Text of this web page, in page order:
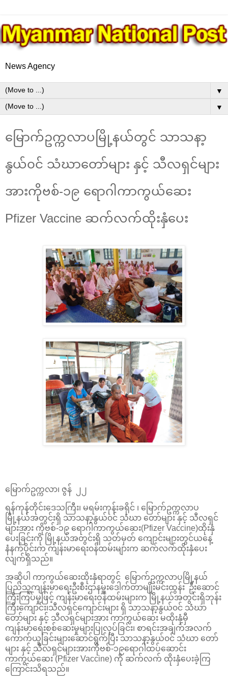
News Agency
▼
▼
မြောက်ဥက္ကလာပမြို့နယ်တွင် သာသနာ့
နွယ်၀င် သံဃာတော်များ နှင့် သီလရှင်များ
အားကိုဗစ်-၁၉‌ ရောဂါကာကွယ်ဆေး
Pfizer Vaccine ဆက်လက်ထိုးနှံပေး
မြောက်ဥက္ကလာ၊ ဇွန် ၂၂
ရန်ကုန်တိုင်းဒေသကြီး၊ မရမ်းကုန်းခရိုင် ၊ မြောက်ဥက္ကလာပ
မြို့နယ်အတွင်းရှိ သာသနာ့နွယ်၀င် သံဃာ တော်များ နှင့် သီလရှင်
များအား ကိုဗစ်-၁၉ ရောဂါကာကွယ်ဆေး(Pfizer Vaccine)ထိုးနှံ
ပေးခြင်းကို မြို့နယ်အတွင်းရှိ သတ်မှတ် ကျောင်းများတွင်ယနေ့
နံနက်ပိုင်းက ကျန်းမာရေး၀န်ထမ်းများက ဆက်လက်ထိုးနှံပေး
လျက်ရှိသည်။
အဆိုပါ ကာကွယ်ဆေးထိုးနှံရာတွင် မြောက်ဥက္ကလာပမြို့နယ်
ပြည်သူ့ကျန်းမာရေးဦးစီးဌာနမှူးဒေါက်တာမျိုးမင်းထွန်း ဦးဆောင်
ကြီးကြပ်မှုဖြင့် ကျန်းမာရေးဝန်ထမ်းများက မြို့နယ်အတွင်းရှိဘုန်း
ကြီးကျောင်း၊သီလရှင်ကျောင်းများ ရှိ သာသနာ့နွယ်၀င် သံဃာ
တော်များ နှင့် သီလရှင်များအား ကာကွယ်ဆေး မထိုးနှံမှီ
ကျန်းမာရေးစစ်ဆေးမှုများပြုလုပ်ခြင်း၊ စာရင်းအချက်အလက်
ကောက်ယူခြင်းများဆောင်ရွက်ပြီး သာသနာ့နွယ်၀င် သံဃာ တော်
များ နှင့် သီလရှင်များအားကိုဗစ်-၁၉ရောဂါထပ်ဆောင်း
ကာကွယ်ဆေး (Pfizer Vaccine) ကို ဆက်လက် ထိုးနှံပေးခဲ့ကြ
ကြောင်းသိရသည်။